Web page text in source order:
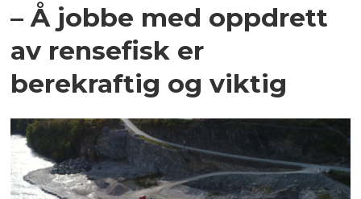
– Å jobbe med oppdrett
av rensefisk er
berekraftig og viktig